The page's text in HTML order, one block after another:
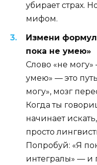
убирает страх.
мифом.
Измени
пока не умею»
Слово «не
умею» — это
могу», мозг
Когда ты
начинает
просто
Попробуй: «Я
интегралы» — и